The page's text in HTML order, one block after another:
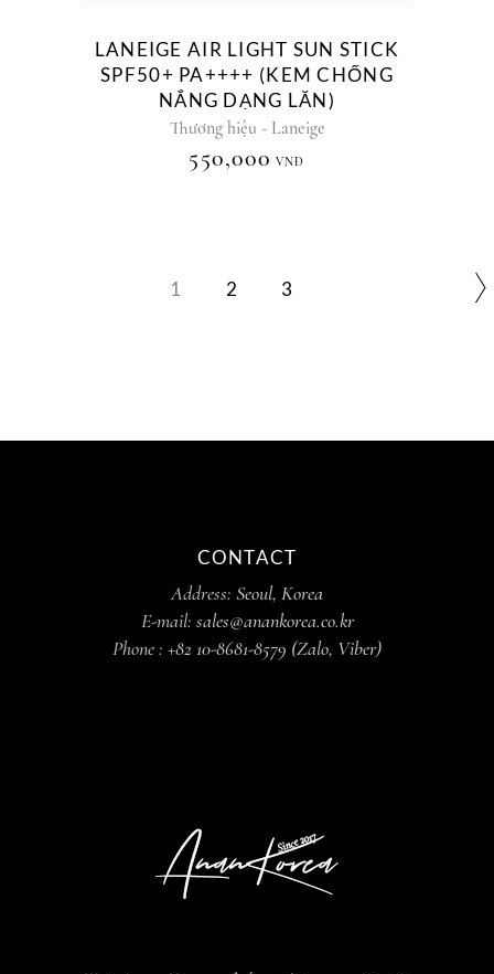
LANEIGE AIR LIGHT SUN STICK
SPF50+ PA++++ (KEM CHỐNG
NẮNG DẠNG LĂN)
Thương hiệu - Laneige
550,000 VNĐ
1 2 3
CONTACT
Address: Seoul, Korea
E-mail: sales@anankorea.co.kr
Phone : +82 10-8681-8579 (Zalo, Viber)